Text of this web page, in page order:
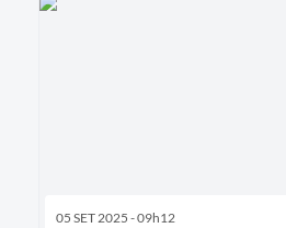
05 SET 2025 - 09h12